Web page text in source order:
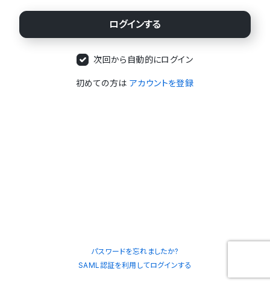
次回から自動的にログイン
初めての方は アカウントを登録
パスワードを忘れましたか?
SAML認証を利用してログインする